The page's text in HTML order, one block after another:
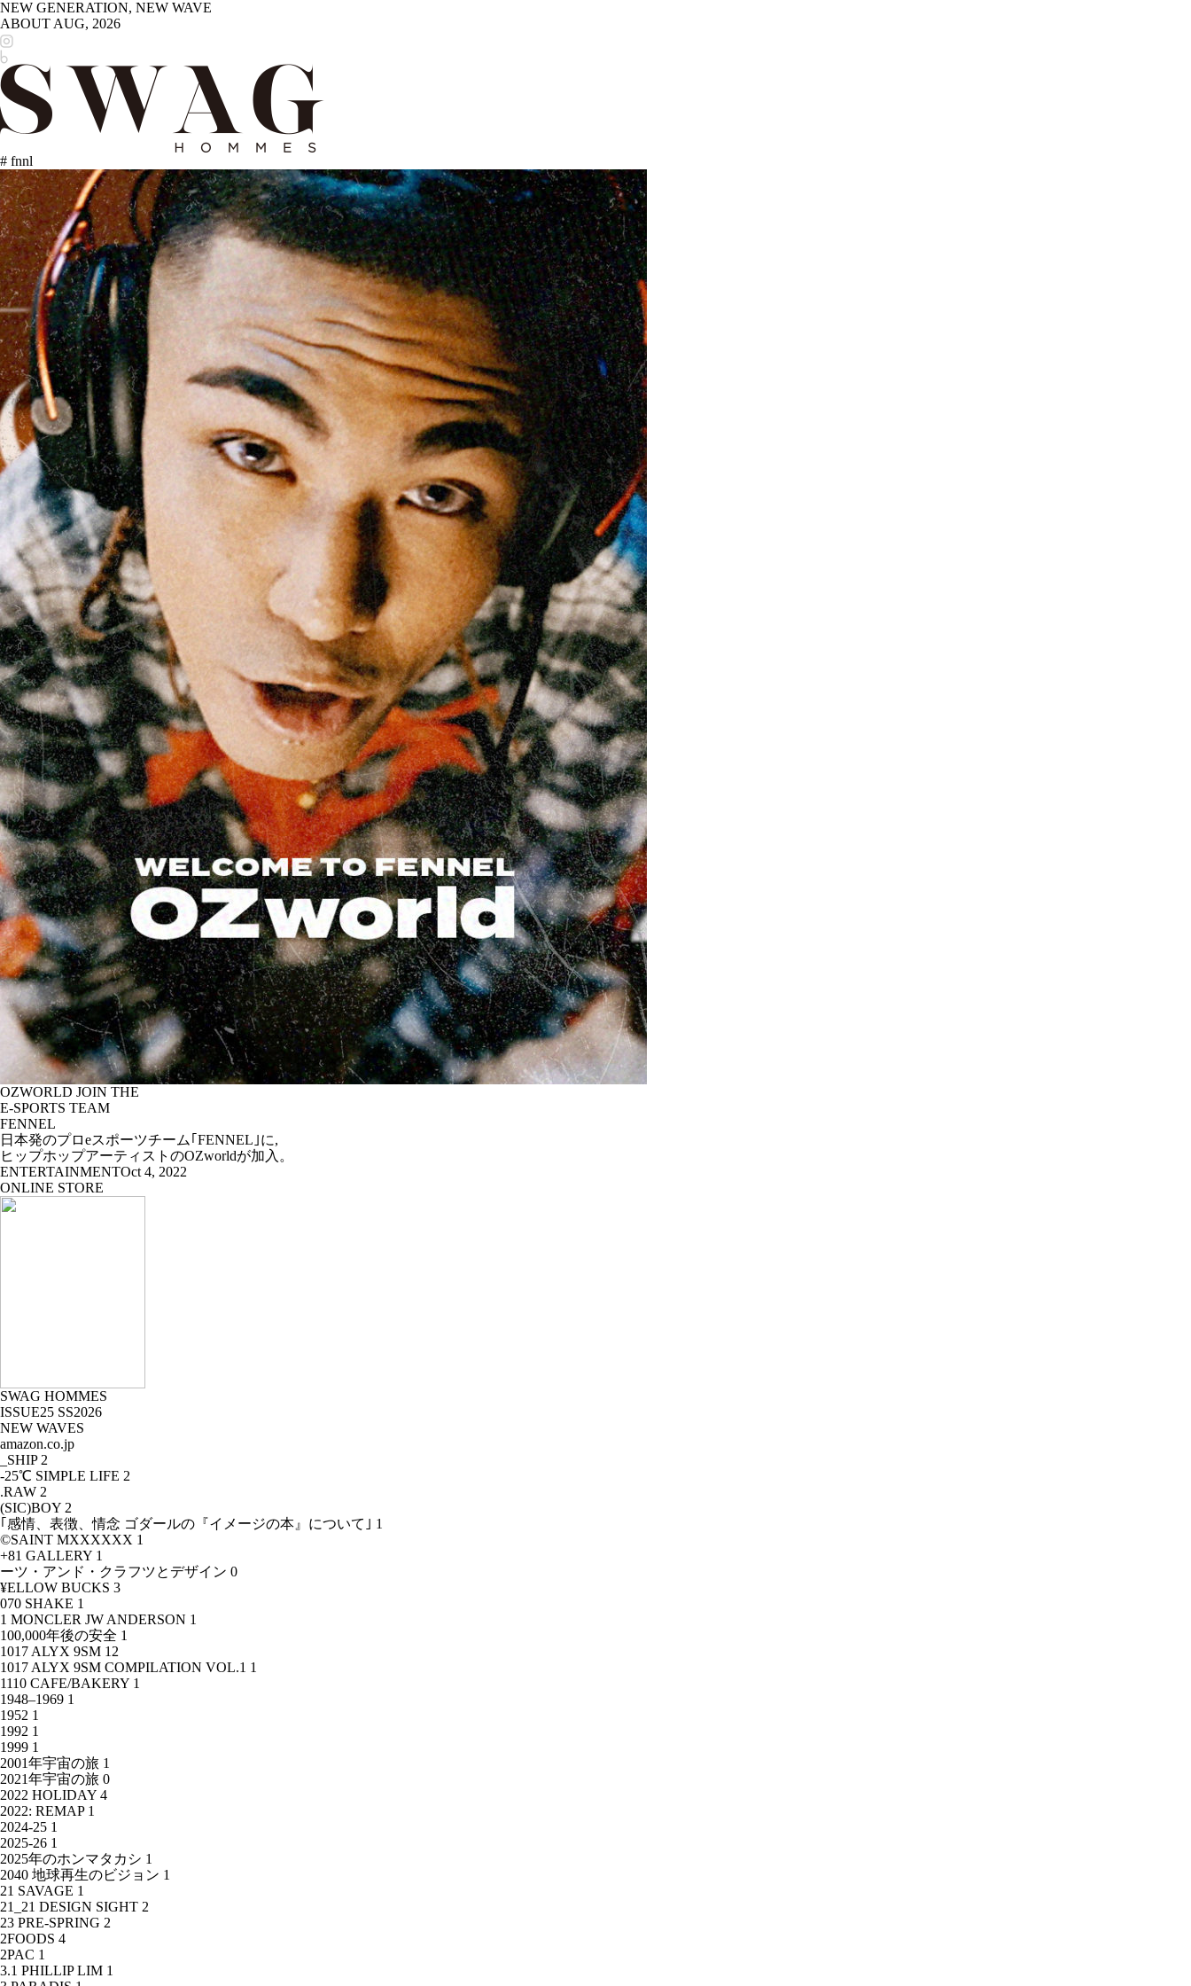
NEW GENERATION, NEW WAVE
ABOUT AUG, 2026
# fnnl
OZWORLD JOIN THE
E-SPORTS TEAM
FENNEL
日本発のプロeスポーツチーム｢FENNEL｣に,
ヒップホップアーティストのOZworldが加入。
ENTERTAINMENTOct 4, 2022
ONLINE STORE
SWAG HOMMES
ISSUE25 SS2026
NEW WAVES
amazon.co.jp
_SHIP 2
-25℃ SIMPLE LIFE 2
.RAW 2
(SIC)BOY 2
｢感情、表徴、情念 ゴダールの『イメージの本』について｣ 1
©SAINT MXXXXXX 1
+81 GALLERY 1
ーツ・アンド・クラフツとデザイン 0
¥ELLOW BUCKS 3
070 SHAKE 1
1 MONCLER JW ANDERSON 1
100,000年後の安全 1
1017 ALYX 9SM 12
1017 ALYX 9SM COMPILATION VOL.1 1
1110 CAFE/BAKERY 1
1948–1969 1
1952 1
1992 1
1999 1
2001年宇宙の旅 1
2021年宇宙の旅 0
2022 HOLIDAY 4
2022: REMAP 1
2024-25 1
2025-26 1
2025年のホンマタカシ 1
2040 地球再生のビジョン 1
21 SAVAGE 1
21_21 DESIGN SIGHT 2
23 PRE-SPRING 2
2FOODS 4
2PAC 1
3.1 PHILLIP LIM 1